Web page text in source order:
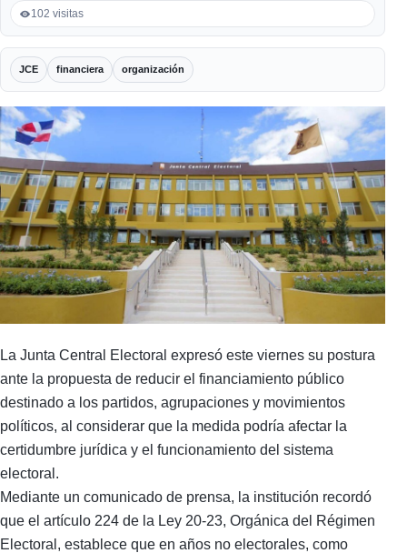
102 visitas
JCE financiera organización
La Junta Central Electoral expresó este viernes su postura
ante la propuesta de reducir el financiamiento público
destinado a los partidos, agrupaciones y movimientos
políticos, al considerar que la medida podría afectar la
certidumbre jurídica y el funcionamiento del sistema
electoral.
Mediante un comunicado de prensa, la institución recordó
que el artículo 224 de la Ley 20-23, Orgánica del Régimen
Electoral, establece que en años no electorales, como